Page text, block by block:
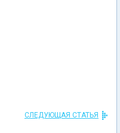
СЛЕДУЮЩАЯ СТАТЬЯ